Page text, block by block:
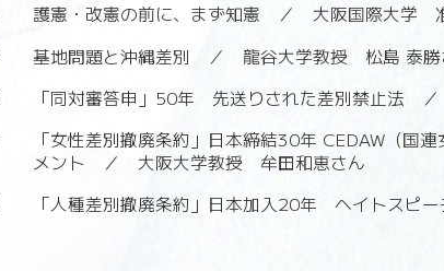
護憲・改憲の前に、まず知憲 ／ 大阪国際大学
基地問題と沖縄差別 ／ 龍谷大学教授 松島 泰勝
「同対審答申」50年 先送りされた差別禁止法
「女性差別撤廃条約」日本締結30年 CEDAW（国
メント ／ 大阪大学教授 牟田和恵さん
「人種差別撤廃条約」日本加入20年 ヘイトス